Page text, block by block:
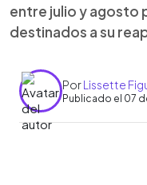
entre julio y agosto
destinados a su
PorLissette
Publicado el 07